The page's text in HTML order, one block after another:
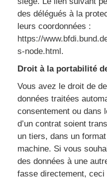
des délégués à la
leurs coordonnées :
https://
s-node.html.
Droit à la portabilité
Vous avez le droit de
données traitées
consentement ou dans
d’un contrat soient
un tiers, dans un
machine. Si vous
des données à une
fasse directement,